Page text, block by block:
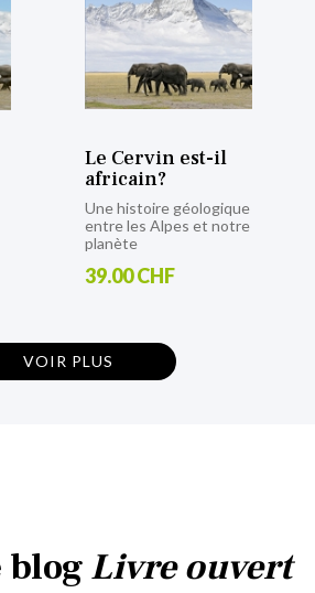
Le Cervin est-il
africain?
Une histoire géologique
entre les Alpes et notre
planète
39.00 CHF
VOIR PLUS
blogLivre ouvert